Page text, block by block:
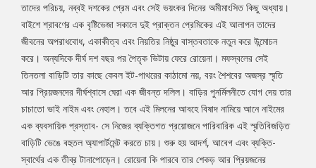
তাদের পরিচয়, নব্বই দশকের প্রেম এবং সেই ভয়ংকর দিনের অমীমাংসিত কিছু অধ্যায়।
বাইশে শ্রাবণের এক বৃষ্টিভেজা সকালে দুই প্রাক্তন প্রেমিকের এই আলাপন তাদের
জীবনের অপরাধবোধ, একাকীত্ব এবং নিয়তির নিষ্ঠুর বাস্তবতাকে নতুন করে উন্মোচন
করে। অন্যদিকে দীর্ঘ দশ বছর পর পৈতৃক ভিটায় ফেরে রোয়েনা। মফস্বলের সেই
তিনতলা বাড়িটি তার কাছে কেবল ইট-পাথরের কাঠামো নয়, বরং শৈশবের অজস্র স্মৃতি
আর প্রিয়জনদের দীর্ঘশ্বাসে ঘেরা এক জীবন্ত দলিল। বাড়ির পুনর্মিলনীতে যোগ দেয় তার
চাচাতো ভাই নাইম এবং নেহাল। তবে এই মিলনের আবহে বিষাদ নামিয়ে আনে নাইমের
এক ব্যবসায়িক প্রস্তাব- সে নিজের ব্যক্তিগত প্রয়োজনে পারিবারিক এই স্মৃতিবিজড়িত
বাড়িটি ভেঙে বহুতল অ্যাপার্টমেন্ট করতে চায়। শুরু হয় আদর্শ, আবেগ এবং ব্যক্তি-
স্বার্থের এক তীব্র টানাপোড়েন। রোয়েনা কি পারবে তার শেকড় আর প্রিয়জনের